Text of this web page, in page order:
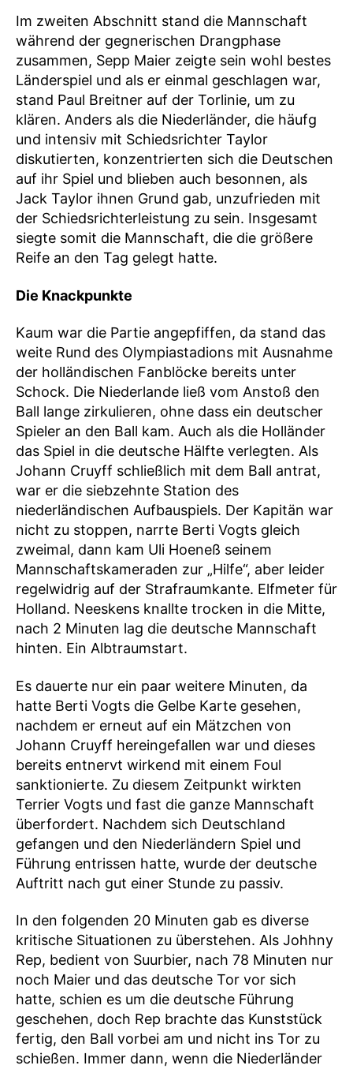
Im zweiten Abschnitt stand die Mannschaft
während der gegnerischen Drangphase
zusammen, Sepp Maier zeigte sein wohl bestes
Länderspiel und als er einmal geschlagen war,
stand Paul Breitner auf der Torlinie, um zu
klären. Anders als die Niederländer, die häufg
und intensiv mit Schiedsrichter Taylor
diskutierten, konzentrierten sich die Deutschen
auf ihr Spiel und blieben auch besonnen, als
Jack Taylor ihnen Grund gab, unzufrieden mit
der Schiedsrichterleistung zu sein. Insgesamt
siegte somit die Mannschaft, die die größere
Reife an den Tag gelegt hatte.
Die Knackpunkte
Kaum war die Partie angepfiffen, da stand das
weite Rund des Olympiastadions mit Ausnahme
der holländischen Fanblöcke bereits unter
Schock. Die Niederlande ließ vom Anstoß den
Ball lange zirkulieren, ohne dass ein deutscher
Spieler an den Ball kam. Auch als die Holländer
das Spiel in die deutsche Hälfte verlegten. Als
Johann Cruyff schließlich mit dem Ball antrat,
war er die siebzehnte Station des
niederländischen Aufbauspiels. Der Kapitän war
nicht zu stoppen, narrte Berti Vogts gleich
zweimal, dann kam Uli Hoeneß seinem
Mannschaftskameraden zur „Hilfe“, aber leider
regelwidrig auf der Strafraumkante. Elfmeter für
Holland. Neeskens knallte trocken in die Mitte,
nach 2 Minuten lag die deutsche Mannschaft
hinten. Ein Albtraumstart.
Es dauerte nur ein paar weitere Minuten, da
hatte Berti Vogts die Gelbe Karte gesehen,
nachdem er erneut auf ein Mätzchen von
Johann Cruyff hereingefallen war und dieses
bereits entnervt wirkend mit einem Foul
sanktionierte. Zu diesem Zeitpunkt wirkten
Terrier Vogts und fast die ganze Mannschaft
überfordert. Nachdem sich Deutschland
gefangen und den Niederländern Spiel und
Führung entrissen hatte, wurde der deutsche
Auftritt nach gut einer Stunde zu passiv.
In den folgenden 20 Minuten gab es diverse
kritische Situationen zu überstehen. Als Johhny
Rep, bedient von Suurbier, nach 78 Minuten nur
noch Maier und das deutsche Tor vor sich
hatte, schien es um die deutsche Führung
geschehen, doch Rep brachte das Kunststück
fertig, den Ball vorbei am und nicht ins Tor zu
schießen. Immer dann, wenn die Niederländer